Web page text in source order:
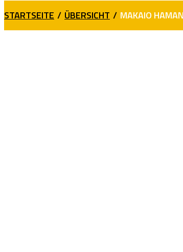
STARTSEITE / ÜBERSICHT / MAKAIO